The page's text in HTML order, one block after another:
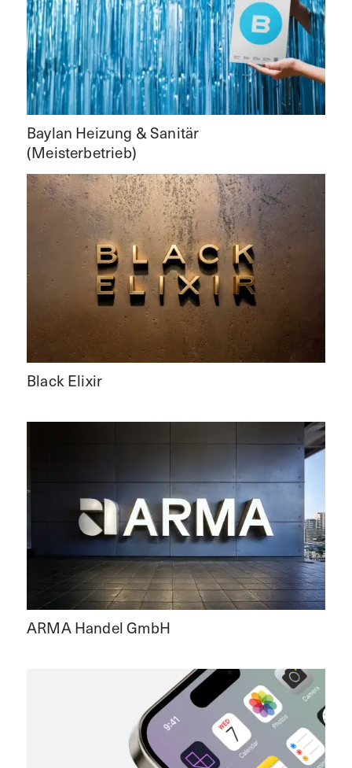
Baylan Heizung & Sanitär
(Meisterbetrieb)
Black Elixir
ARMA Handel GmbH